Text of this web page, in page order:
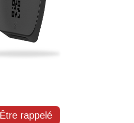
Être rappelé